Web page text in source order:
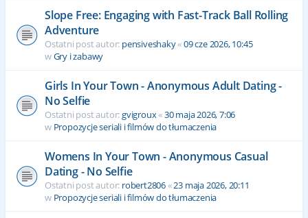
Slope Free: Engaging with Fast-Track Ball Rolling
Adventure
Ostatni post autor: pensiveshaky«09 cze 2026, 10:45
wGry i zabawy
Girls In Your Town - Anonymous Adult Dating -
No Selfie
Ostatni post autor:gvigroux«30 maja 2026, 7:06
w Propozycje seriali i filmów do tłumaczenia
Womens In Your Town - Anonymous Casual
Dating - No Selfie
Ostatni post autor: robert2806«23 maja 2026, 20:11
w Propozycje seriali i filmów do tłumaczenia